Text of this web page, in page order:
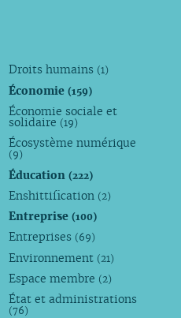
Droits humains (1)
Économie(159)
Économie sociale et
solidaire (19)
Écosystème numérique
(9)
Éducation(222)
Enshittification (2)
Entreprise(100)
Entreprises (69)
Environnement (21)
Espace membre (2)
État et administrations
(76)